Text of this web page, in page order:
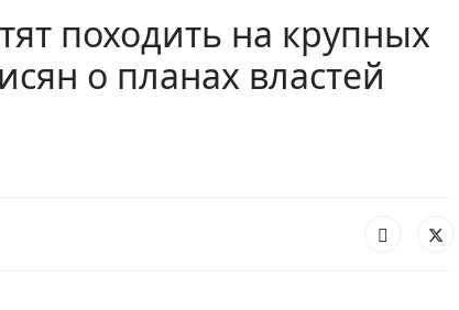
походить на крупных
о планах властей